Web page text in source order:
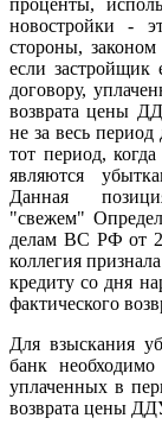
проценты,
новостройки -
стороны,
если застройщик
договору,
возврата цены
не за весь
тот период,
являются
Данная
"свежем"
делам ВС РФ от
коллегия
кредиту со дня
фактического
Для взыскания
банк
уплаченных в
возврата цены